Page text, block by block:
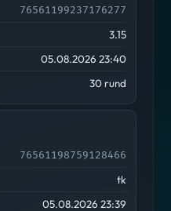
76561199237176277
3.15
05.08.2026 23:40
30 rund
76561198759128466
tk
05.08.2026 23:39